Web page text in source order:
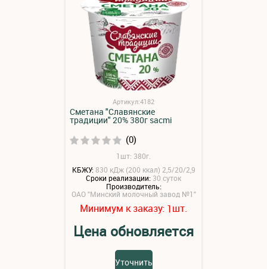
Артикул:4182
Сметана "Славянские
традиции" 20% 380г sacmi
(0)
1шт: 380г.
КБЖУ: 830 кДж (200 ккал) 2,5/20/2,9
Сроки реализации: 30 суток
Производитель:
ОАО "Минский молочный завод №1"
Минимум к заказу: 1шт.
Цена обновляется
Уточнить